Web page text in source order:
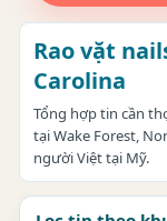
Rao vặt
Carolina
Tổng hợp tin cần
tại Wake Forest,
người Việt tại Mỹ.